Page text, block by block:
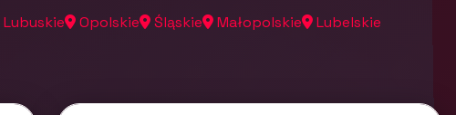
Lubuskie Opolskie Śląskie Małopolskie
Lubelskie